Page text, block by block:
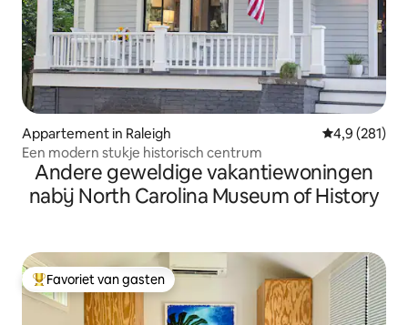
Appartement in Raleigh Gemiddelde
4,9 (281)
Een modern stukje historisch centrum
Andere geweldige vakantiewoningen
nabij North Carolina Museum of History
Topfavoriet van gasten
Favoriet van gasten